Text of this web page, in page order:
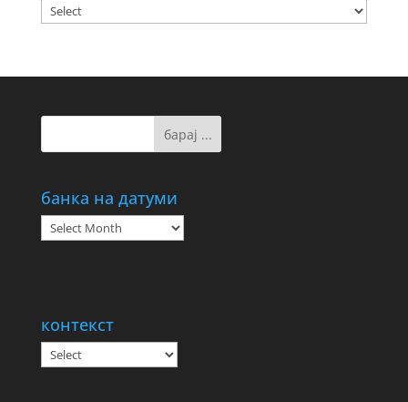
банка на датуми
банка
на
контекст